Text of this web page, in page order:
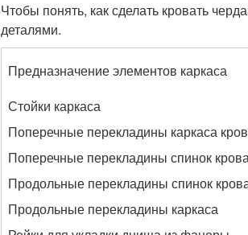
Чтобы понять, как сделать кровать
деталями.
Предназначение элементов каркаса
Стойки каркаса
Поперечные перекладины каркаса
Поперечные перекладины спинок
Продольные перекладины спинок
Продольные перекладины каркаса